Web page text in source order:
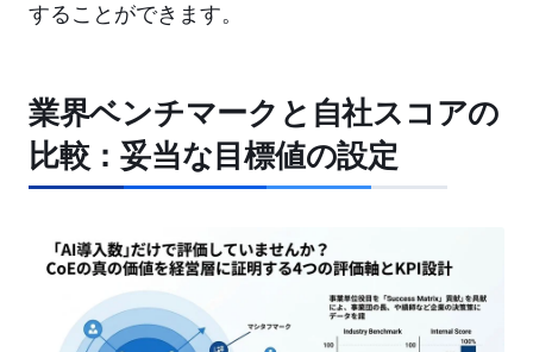
することができます。
業界ベンチマークと自社スコアの
比較：妥当な目標値の設定